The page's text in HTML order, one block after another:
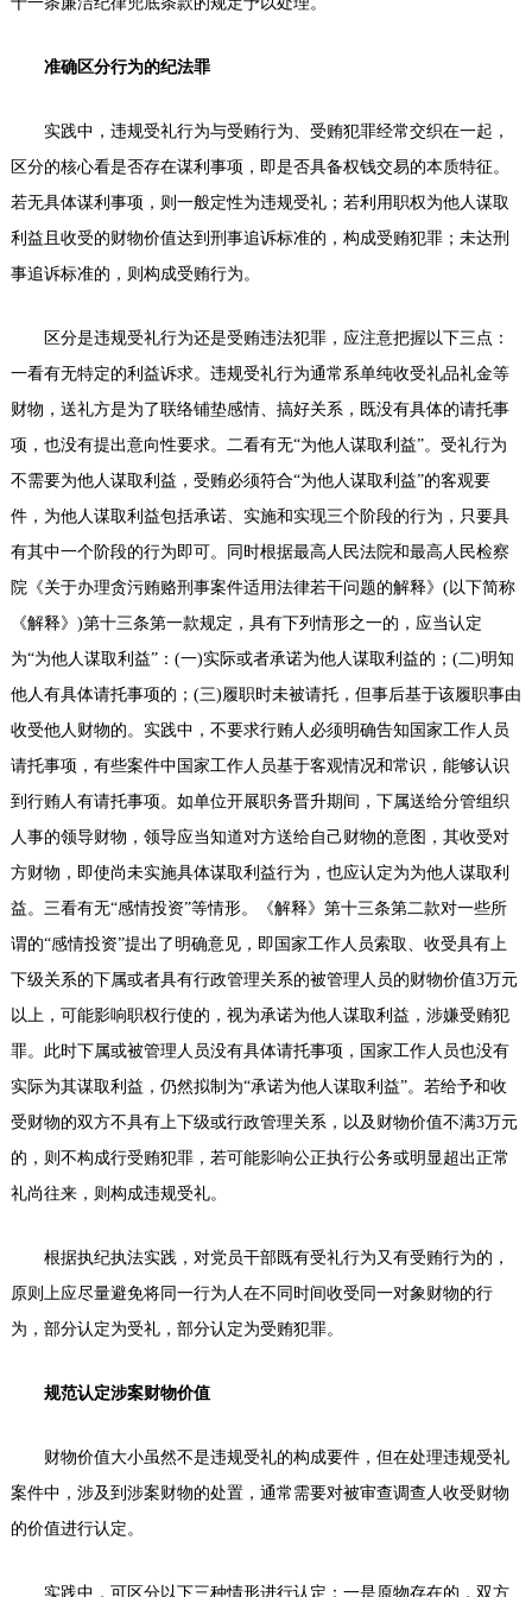
准确区分行为的纪法罪
实践中，违规受礼行为与受贿行为、受贿犯罪经常交织在一起，
区分的核心看是否存在谋利事项，即是否具备权钱交易的本质特征。
若无具体谋利事项，则一般定性为违规受礼；若利用职权为他人谋取
利益且收受的财物价值达到刑事追诉标准的，构成受贿犯罪；未达刑
事追诉标准的，则构成受贿行为。
区分是违规受礼行为还是受贿违法犯罪，应注意把握以下三点：
一看有无特定的利益诉求。违规受礼行为通常系单纯收受礼品礼金等
财物，送礼方是为了联络铺垫感情、搞好关系，既没有具体的请托事
项，也没有提出意向性要求。二看有无“为他人谋取利益”。受礼行为
不需要为他人谋取利益，受贿必须符合“为他人谋取利益”的客观要
件，为他人谋取利益包括承诺、实施和实现三个阶段的行为，只要具
有其中一个阶段的行为即可。同时根据最高人民法院和最高人民检察
院《关于办理贪污贿赂刑事案件适用法律若干问题的解释》(以下简称
《解释》)第十三条第一款规定，具有下列情形之一的，应当认定
为“为他人谋取利益”：(一)实际或者承诺为他人谋取利益的；(二)明知
他人有具体请托事项的；(三)履职时未被请托，但事后基于该履职事由
收受他人财物的。实践中，不要求行贿人必须明确告知国家工作人员
请托事项，有些案件中国家工作人员基于客观情况和常识，能够认识
到行贿人有请托事项。如单位开展职务晋升期间，下属送给分管组织
人事的领导财物，领导应当知道对方送给自己财物的意图，其收受对
方财物，即使尚未实施具体谋取利益行为，也应认定为为他人谋取利
益。三看有无“感情投资”等情形。《解释》第十三条第二款对一些所
谓的“感情投资”提出了明确意见，即国家工作人员索取、收受具有上
下级关系的下属或者具有行政管理关系的被管理人员的财物价值3万元
以上，可能影响职权行使的，视为承诺为他人谋取利益，涉嫌受贿犯
罪。此时下属或被管理人员没有具体请托事项，国家工作人员也没有
实际为其谋取利益，仍然拟制为“承诺为他人谋取利益”。若给予和收
受财物的双方不具有上下级或行政管理关系，以及财物价值不满3万元
的，则不构成行受贿犯罪，若可能影响公正执行公务或明显超出正常
礼尚往来，则构成违规受礼。
根据执纪执法实践，对党员干部既有受礼行为又有受贿行为的，
原则上应尽量避免将同一行为人在不同时间收受同一对象财物的行
为，部分认定为受礼，部分认定为受贿犯罪。
规范认定涉案财物价值
财物价值大小虽然不是违规受礼的构成要件，但在处理违规受礼
案件中，涉及到涉案财物的处置，通常需要对被审查调查人收受财物
的价值进行认定。
实践中，可区分以下三种情形进行认定：一是原物存在的，双方